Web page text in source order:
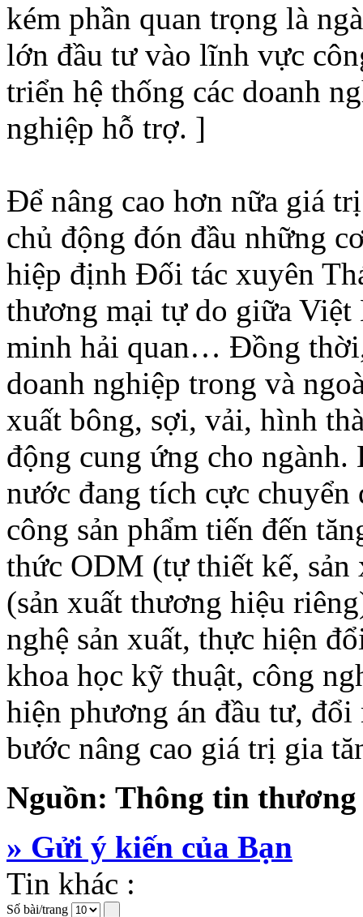
kém phần quan trọng là
lớn đầu tư vào lĩnh vực
triển hệ thống các doanh
nghiệp hỗ trợ. ]
Để nâng cao hơn nữa giá
chủ động đón đầu những
hiệp định Đối tác xuyên
thương mại tự do giữa
minh hải quan… Đồng
doanh nghiệp trong và
xuất bông, sợi, vải, hình
động cung ứng cho
nước đang tích cực
công sản phẩm tiến đến
thức ODM (tự thiết kế, sản
(sản xuất thương hiệu
nghệ sản xuất, thực hiện
khoa học kỹ thuật, công
hiện phương án đầu tư,
bước nâng cao giá trị gia
Nguồn: Thông tin
» Gửi ý kiến của Bạn
Tin khác :
Số bài/trang